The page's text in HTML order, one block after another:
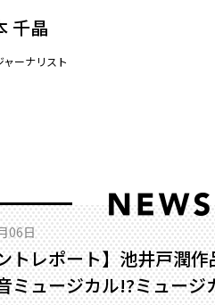
千晶
ャーナリスト
06日
トレポート】池井戸潤
ミュージカル!?――ミュー